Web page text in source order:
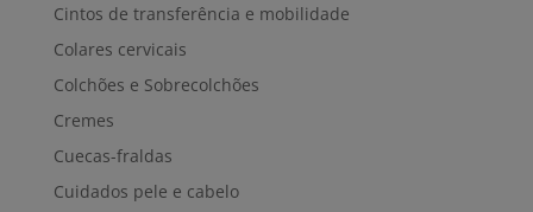
Cintos de transferência e mobilidade
Colares cervicais
Colchões e Sobrecolchões
Cremes
Cuecas-fraldas
Cuidados pele e cabelo